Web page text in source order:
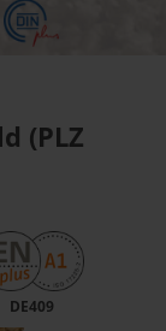
(PLZ
DE409